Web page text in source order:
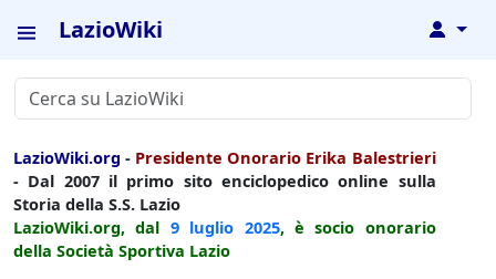
LazioWiki ↓
LazioWiki.org - Presidente Onorario Erika Balestrieri
- Dal 2007 il primo sito enciclopedico online sulla
Storia della S.S. Lazio
LazioWiki.org, dal 9 luglio 2025, è socio onorario
della Società Sportiva Lazio